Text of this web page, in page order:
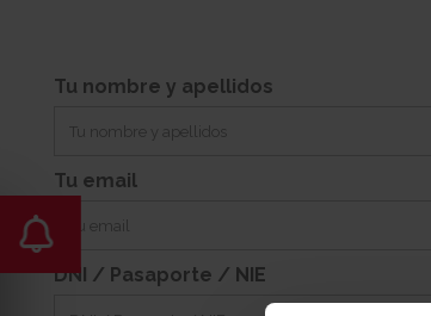
7
Jardin: -
Tu nombre y apellidos
Tu email
DNI / Pasaporte / NIE